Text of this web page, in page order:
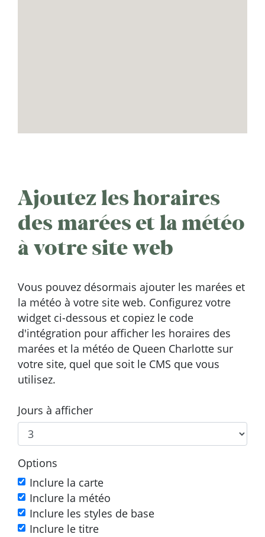
Ajoutez les horaires
des marées et la météo
à votre site web
Vous pouvez désormais ajouter les marées et
la météo à votre site web. Configurez votre
widget ci-dessous et copiez le code
d'intégration pour afficher les horaires des
marées et la météo de Queen Charlotte sur
votre site, quel que soit le CMS que vous
utilisez.
Jours à afficher
Options
Inclure la carte
Inclure la météo
Inclure les styles de base
Inclure le titre